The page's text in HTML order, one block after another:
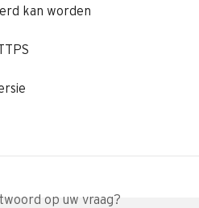
kan worden
op uw vraag?